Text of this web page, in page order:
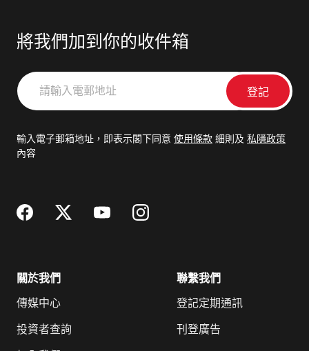
將我們加到你的收件箱
請
輸
郵
輸入電子郵箱地址，即表示閣下同意 使用條款 細則及 私隱政策
內容
關於我們
傳媒中心
投資者查詢
聯繫我們
登記定期通訊
刊登廣告